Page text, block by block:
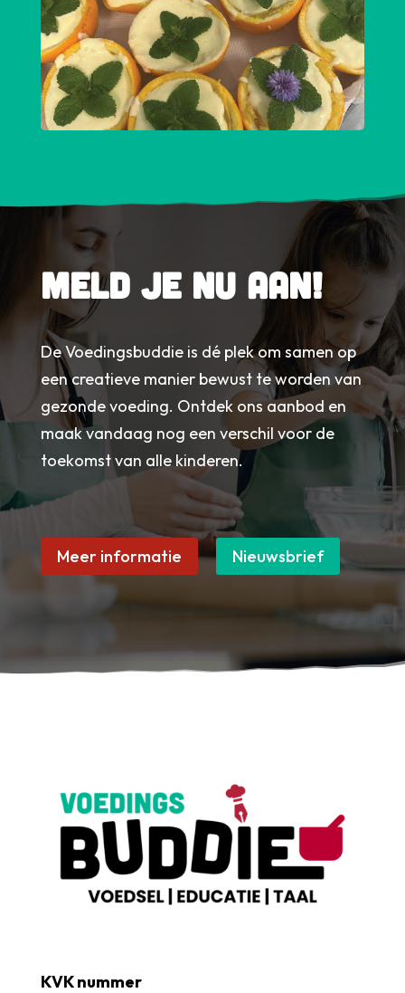
Meld je nu aan!
De Voedingsbuddie is dé plek om samen op
een creatieve manier bewust te worden van
gezonde voeding. Ontdek ons aanbod en
maak vandaag nog een verschil voor de
toekomst van alle kinderen.
Meer informatie Nieuwsbrief
KVK nummer